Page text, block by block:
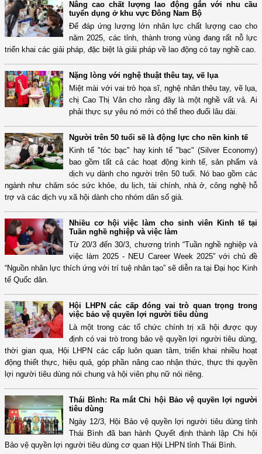
Nâng cao chất lượng lao động gắn với nhu cầu
tuyển dụng ở khu vực Đông Nam Bộ
Để đáp ứng lượng lớn nhân lực chất lượng cao cho
năm 2025, các tỉnh, thành trong vùng đang rất nỗ lực
triển khai các giải pháp, đặc biệt là giải pháp về lao động có tay nghề cao.
Nặng lòng với nghệ thuật thêu tay, vẽ lụa
Miệt mài với vai trò họa sĩ, nghệ nhân thêu tay, vẽ lụa,
chị Cao Thị Vân cho rằng đây là một nghề vất vả. Ai
phải thực sự yêu nó mới có thể theo đuổi lâu dài.
Người trên 50 tuổi sẽ là động lực cho nền kinh tế
Kinh tế "tóc bạc" hay kinh tế "bạc" (Silver Economy)
bao gồm tất cả các hoạt động kinh tế, sản phẩm và
dịch vụ dành cho người trên 50 tuổi. Nó bao gồm các
ngành như chăm sóc sức khỏe, du lịch, tài chính, nhà ở, công nghệ hỗ
trợ và các dịch vụ xã hội dành cho nhóm dân số già.
Nhiều cơ hội việc làm cho sinh viên Kinh tế tại
Tuần nghề nghiệp và việc làm
Từ 20/3 đến 30/3, chương trình “Tuần nghề nghiệp và
việc làm 2025 - NEU Career Week 2025” với chủ đề
“Nguồn nhân lực thích ứng với trí tuệ nhân tạo” sẽ diễn ra tại Đại học Kinh
tế Quốc dân.
Hội LHPN các cấp đóng vai trò quan trọng trong
việc bảo vệ quyền lợi người tiêu dùng
Là một trong các tổ chức chính trị xã hội được quy
định có vai trò trong bảo vệ quyền lợi người tiêu dùng,
thời gian qua, Hội LHPN các cấp luôn quan tâm, triển khai nhiều hoạt
động thiết thực, hiệu quả, góp phần nâng cao nhận thức, thực thi quyền
lợi người tiêu dùng nói chung và hội viên phụ nữ nói riêng.
Thái Bình: Ra mắt Chi hội Bảo vệ quyền lợi người
tiêu dùng
Ngày 12/3, Hội Bảo vệ quyền lợi người tiêu dùng tỉnh
Thái Bình đã ban hành Quyết định thành lập Chi hội
Bảo vệ quyền lợi người tiêu dùng cơ quan Hội LHPN tỉnh Thái Bình.